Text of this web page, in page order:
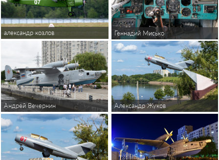
александр козлов Геннадий Мисько
Андрей Вечернин Александр Жуков